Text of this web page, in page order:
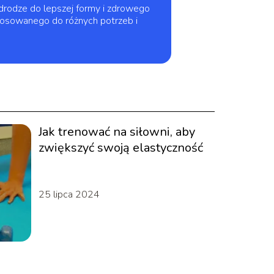
do lepszej formy i zdrowego
do różnych potrzeb i
Jak trenować na siłowni, aby
zwiększyć swoją elastyczność
25 lipca 2024